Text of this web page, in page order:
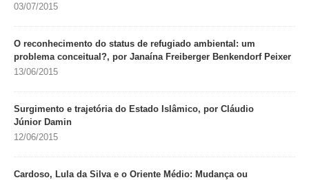
03/07/2015
O reconhecimento do status de refugiado ambiental: um
problema conceitual?, por Janaína Freiberger Benkendorf Peixer
13/06/2015
Surgimento e trajetória do Estado Islâmico, por Cláudio
Júnior Damin
12/06/2015
Cardoso, Lula da Silva e o Oriente Médio: Mudança ou